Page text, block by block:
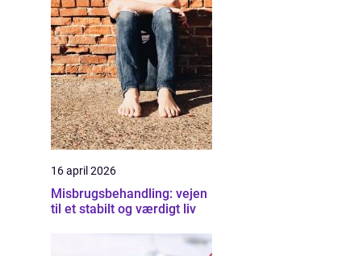
16 april 2026
Misbrugsbehandling: vejen
til et stabilt og værdigt liv